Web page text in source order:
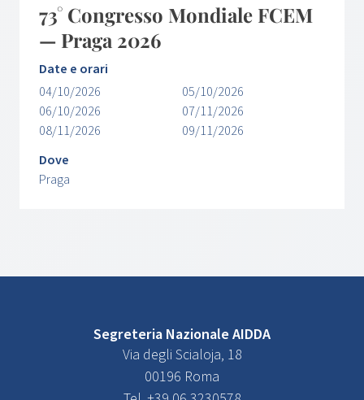
73° Congresso Mondiale FCEM
— Praga 2026
Date e orari
04/10/2026
05/10/2026
06/10/2026
07/11/2026
08/11/2026
09/11/2026
Dove
Praga
Segreteria Nazionale AIDDA
Via degli Scialoja, 18
00196 Roma